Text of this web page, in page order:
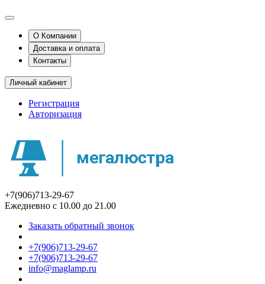
О Компании
Доставка и оплата
Контакты
Личный кабинет
Регистрация
Авторизация
+7(906)713-29-67
Ежедневно с 10.00 до 21.00
Заказать обратный звонок
+7(906)713-29-67
+7(906)713-29-67
info@maglamp.ru